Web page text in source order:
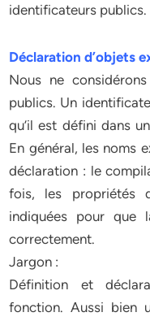
identificateurs publics.
Déclaration d’objets
Nous ne
publics. Un
qu’il est défini dans
En général, les noms
déclaration : le
fois, les propriétés
indiquées pour que
correctement.
Jargon :
Définition et
fonction. Aussi bien